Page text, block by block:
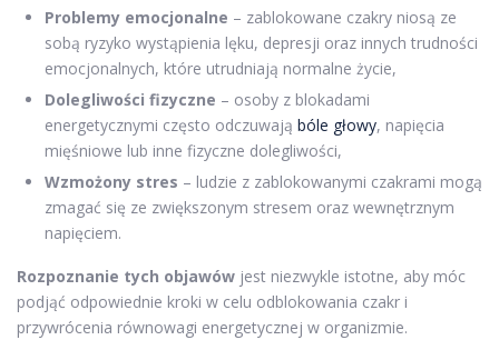
Problemy emocjonalne – zablokowane czakry niosą ze
sobą ryzyko wystąpienia lęku, depresji oraz innych trudności
emocjonalnych, które utrudniają normalne życie,
Dolegliwości fizyczne – osoby z blokadami
energetycznymi często odczuwają bóle głowy, napięcia
mięśniowe lub inne fizyczne dolegliwości,
Wzmożony stres – ludzie z zablokowanymi czakrami mogą
zmagać się ze zwiększonym stresem oraz wewnętrznym
napięciem.
Rozpoznanie tych objawów jest niezwykle istotne, aby móc
podjąć odpowiednie kroki w celu odblokowania czakr i
przywrócenia równowagi energetycznej w organizmie.